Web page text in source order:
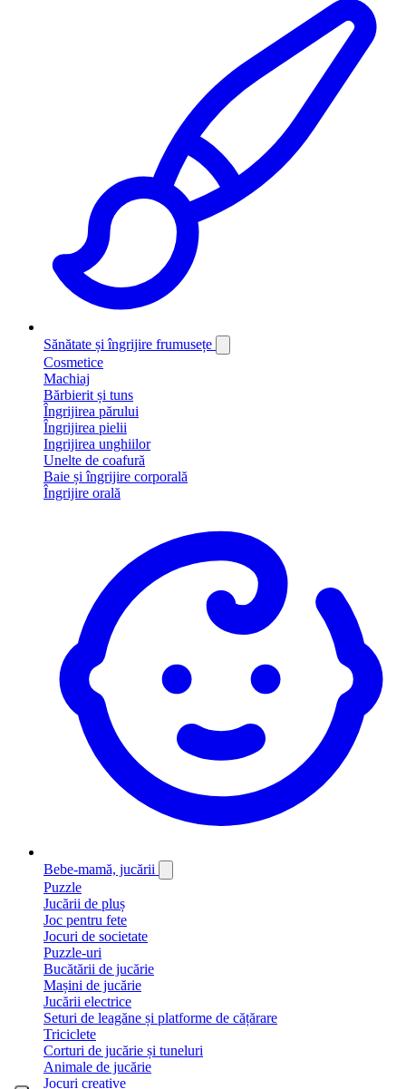
Sănătate și îngrijire frumusețe
Cosmetice
Machiaj
Bărbierit și tuns
Îngrijirea părului
Îngrijirea pielii
Ingrijirea unghiilor
Unelte de coafură
Baie și îngrijire corporală
Îngrijire orală
Bebe-mamă, jucării
Puzzle
Jucării de pluș
Joc pentru fete
Jocuri de societate
Puzzle-uri
Bucătării de jucărie
Mașini de jucărie
Jucării electrice
Seturi de leagăne și platforme de cățărare
Triciclete
Corturi de jucărie și tuneluri
Animale de jucărie
Jocuri creative